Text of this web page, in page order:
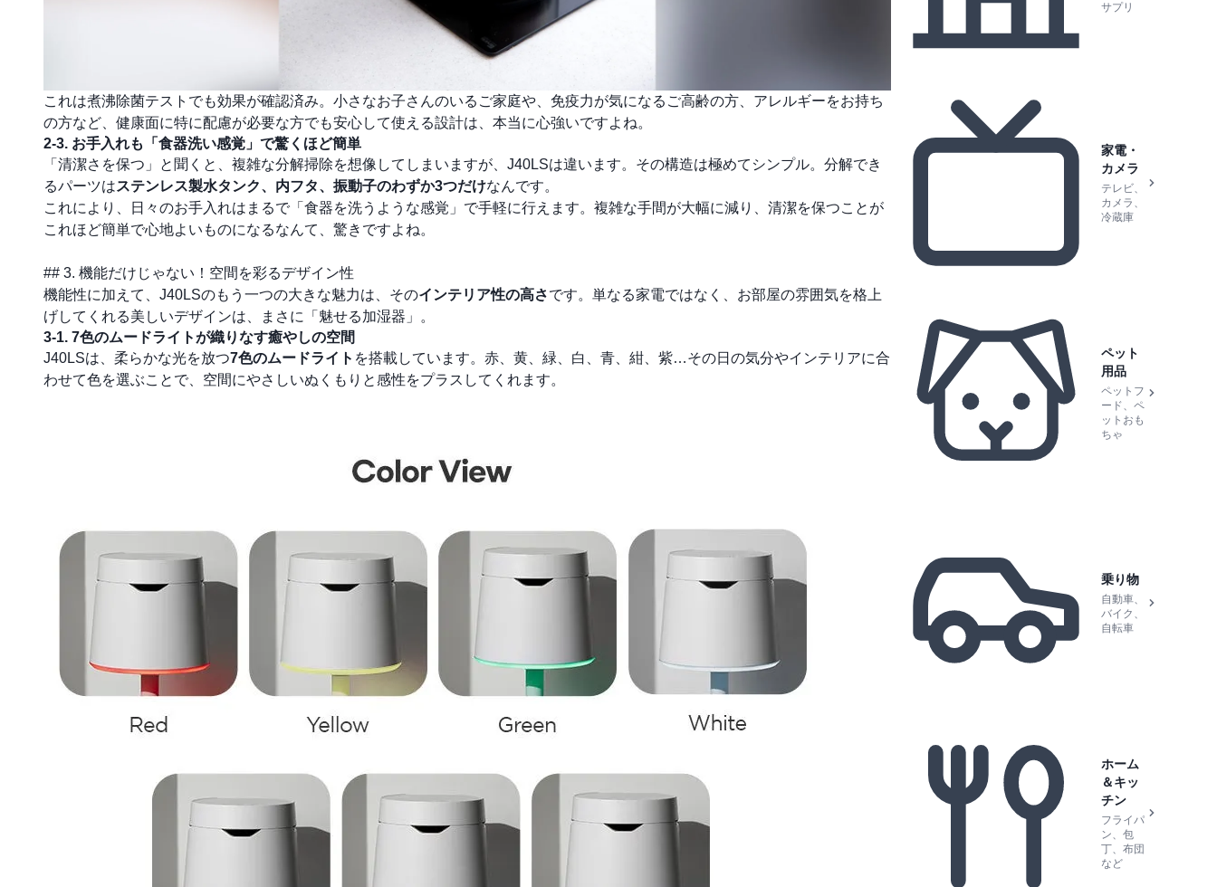
これは煮沸除菌テストでも効果が確認済み。小さなお子さんのいるご家庭や、免疫力が気になるご高齢の方、アレルギーをお持ち
の方など、健康面に特に配慮が必要な方でも安心して使える設計は、本当に心強いですよね。
2-3. お手入れも「食器洗い感覚」で驚くほど簡単
「清潔さを保つ」と聞くと、複雑な分解掃除を想像してしまいますが、J40LSは違います。その構造は極めてシンプル。分解でき
るパーツはステンレス製水タンク、内フタ、振動子のわずか3つだけなんです。
これにより、日々のお手入れはまるで「食器を洗うような感覚」で手軽に行えます。複雑な手間が大幅に減り、清潔を保つことが
これほど簡単で心地よいものになるなんて、驚きですよね。
## 3. 機能だけじゃない！空間を彩るデザイン性
機能性に加えて、J40LSのもう一つの大きな魅力は、そのインテリア性の高さです。単なる家電ではなく、お部屋の雰囲気を格上
げしてくれる美しいデザインは、まさに「魅せる加湿器」。
3-1. 7色のムードライトが織りなす癒やしの空間
J40LSは、柔らかな光を放つ7色のムードライト を搭載しています。赤、黄、緑、白、青、紺、紫…その日の気分やインテリアに合
わせて色を選ぶことで、空間にやさしいぬくもりと感性をプラスしてくれます。
サプリ
家電・
カメラ
テレビ、
カメラ、
冷蔵庫
ペット
用品
ペットフ
ード、ペ
ットおも
ちゃ
乗り物
自動車、
バイク、
自転車
ホーム
＆キッ
チン
フライパ
ン、包
丁、布団
など